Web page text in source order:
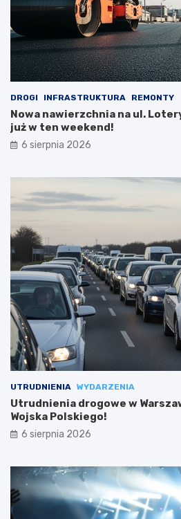
DROGI INFRASTRUKTURA REMONTY
Nowa nawierzchnia na ul.
już w ten weekend!
6 sierpnia 2026
UTRUDNIENIA WYDARZENIA
Utrudnienia drogowe w
Wojska Polskiego!
6 sierpnia 2026